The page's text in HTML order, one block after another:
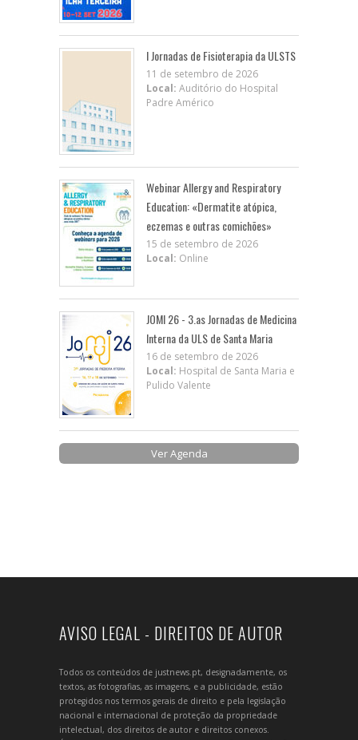
I Jornadas de Fisioterapia da ULSTS
11 de setembro de 2026
Local: Auditório do Hospital
Padre Américo
Webinar Allergy and Respiratory
Education: «Dermatite atópica,
eczemas e outras comichões»
15 de setembro de 2026
Local: Online
JOMI 26 - 3.as Jornadas de Medicina
Interna da ULS de Santa Maria
16 de setembro de 2026
Local: Hospital de Santa Maria e
Pulido Valente
Ver Agenda
AVISO LEGAL - DIREITOS DE AUTOR
Todos os conteúdos de justnews.pt, designadamente, os
textos, as fotografias, as imagens, e a publicidade, estão
protegidos nos termos gerais de direito e pela legislação
nacional e internacional de proteção da propriedade
intelectual, dos direitos de autor e direitos conexos.